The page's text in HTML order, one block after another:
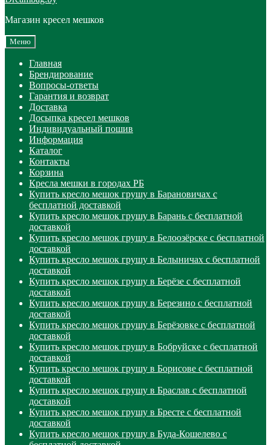
Магазин кресел мешков
Меню
Главная
Брендирование
Вопросы-ответы
Гарантия и возврат
Доставка
Досыпка кресел мешков
Индивидуальный пошив
Информация
Каталог
Контакты
Корзина
Кресла мешки в городах РБ
Купить кресло мешок грушу в Барановичах с
бесплатной доставкой
Купить кресло мешок грушу в Барань с бесплатной
доставкой
Купить кресло мешок грушу в Белоозёрске с бесплатной
доставкой
Купить кресло мешок грушу в Белыничах с бесплатной
доставкой
Купить кресло мешок грушу в Берёзе с бесплатной
доставкой
Купить кресло мешок грушу в Березино с бесплатной
доставкой
Купить кресло мешок грушу в Берёзовке с бесплатной
доставкой
Купить кресло мешок грушу в Бобруйске с бесплатной
доставкой
Купить кресло мешок грушу в Борисове с бесплатной
доставкой
Купить кресло мешок грушу в Браслав с бесплатной
доставкой
Купить кресло мешок грушу в Бресте с бесплатной
доставкой
Купить кресло мешок грушу в Буда-Кошелево с